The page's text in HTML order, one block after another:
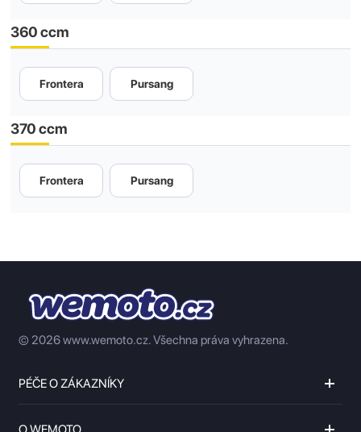
360 ccm
Frontera Pursang
370 ccm
Frontera Pursang
© 2026 www.wemoto.cz.Všechna práva vyhrazena.
PÉČE O ZÁKAZNÍKY